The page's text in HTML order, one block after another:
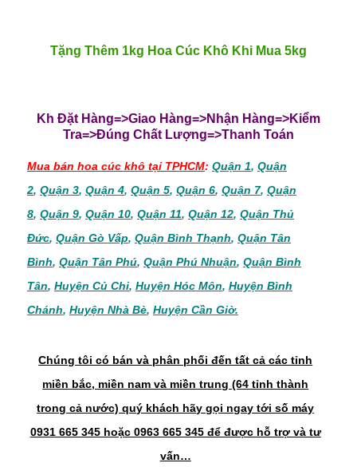
Tặng Thêm 1kg Hoa Cúc Khô Khi Mua 5kg
Kh Đặt Hàng=>Giao Hàng=>Nhận Hàng=>Kiểm
Tra=>Đúng Chất Lượng=>Thanh Toán
Mua bán hoa cúc khô tại TPHCM: Quận 1, Quận
2, Quận 3, Quận 4, Quận 5, Quận 6, Quận 7, Quận
8, Quận 9, Quận 10, Quận 11, Quận 12, Quận Thủ
Đức, Quận Gò Vấp, Quận Bình Thạnh, Quận Tân
Bình, Quận Tân Phú, Quận Phú Nhuận, Quận Bình
Tân, Huyện Củ Chi, Huyện Hóc Môn, Huyện Bình
Chánh, Huyện Nhà Bè, Huyện Cần Giờ.
Chúng tôi có bán và phân phối đến tất cả các tỉnh
miền bắc, miền nam và miền trung (64 tỉnh thành
trong cả nước) quý khách hãy gọi ngay tới số máy
0931 665 345 hoặc 0963 665 345 để được hỗ trợ và tư
vấn…